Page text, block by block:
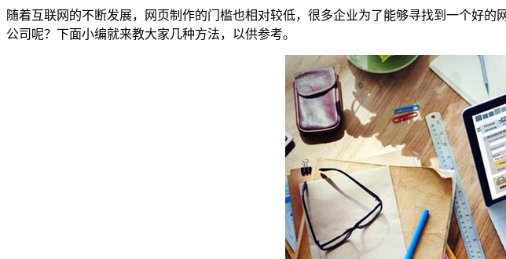
随着互联网的不断发展，网页制作的门槛也相对较低，很多企业为了能够寻找到一个好
公司呢？下面小编就来教大家几种方法，以供参考。